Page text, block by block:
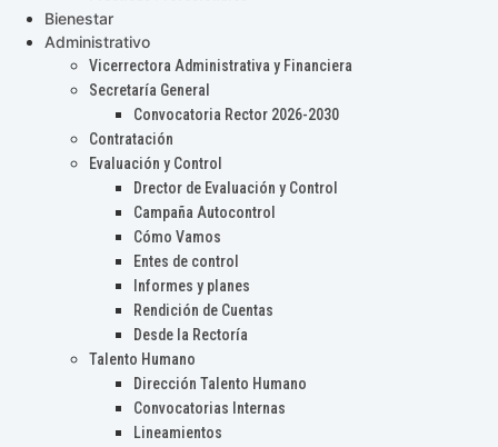
Bienestar
Administrativo
Vicerrectora Administrativa y Financiera
Secretaría General
Convocatoria Rector 2026-2030
Contratación
Evaluación y Control
Drector de Evaluación y Control
Campaña Autocontrol
Cómo Vamos
Entes de control
Informes y planes
Rendición de Cuentas
Desde la Rectoría
Talento Humano
Dirección Talento Humano
Convocatorias Internas
Lineamientos